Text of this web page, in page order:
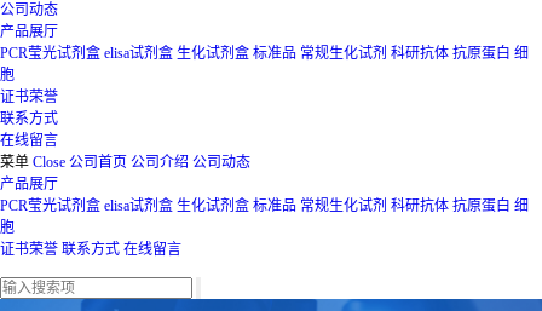
公司动态
产品展厅
PCR莹光试剂盒 elisa试剂盒 生化试剂盒 标准品 常规生化试剂 科研抗体 抗原蛋白 细
胞
证书荣誉
联系方式
在线留言
菜单 Close 公司首页 公司介绍 公司动态
产品展厅
PCR莹光试剂盒 elisa试剂盒 生化试剂盒 标准品 常规生化试剂 科研抗体 抗原蛋白 细
胞
证书荣誉 联系方式 在线留言